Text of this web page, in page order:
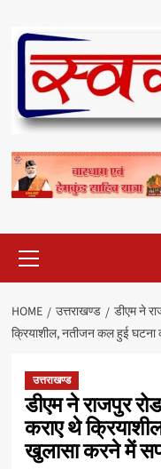
content
Menu
HOME उत्तराखण्ड
डीएम ने
क्रियाशील, नतीजन कल हुई
उत्तराखण्ड
डीएम ने राजपुर
कराए थे
खुलासा करने में